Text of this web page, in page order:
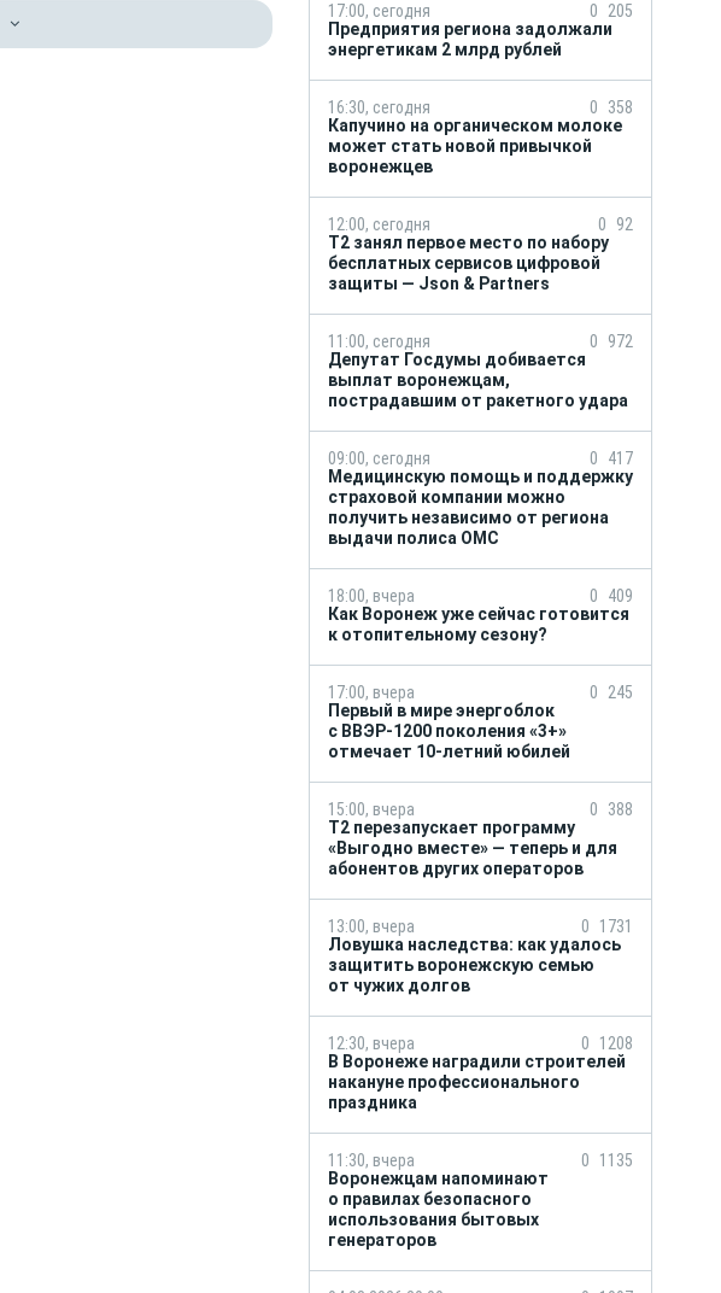
17:00, сегодня 0
205
Предприятия региона задолжали
энергетикам 2 млрд рублей
16:30, сегодня 0
358
Капучино на органическом молоке
может стать новой привычкой
воронежцев
12:00, сегодня 0
92
Т2 занял первое место по набору
бесплатных сервисов цифровой
защиты — Json & Partners
11:00, сегодня 0
972
Депутат Госдумы добивается
выплат воронежцам,
пострадавшим от ракетного удара
09:00, сегодня 0
417
Медицинскую помощь и поддержку
страховой компании можно
получить независимо от региона
выдачи полиса ОМС
18:00, вчера 0
409
Как Воронеж уже сейчас готовится
к отопительному сезону?
17:00, вчера 0
245
Первый в мире энергоблок
с ВВЭР-1200 поколения «3+»
отмечает 10-летний юбилей
15:00, вчера 0
388
Т2 перезапускает программу
«Выгодно вместе» — теперь и для
абонентов других операторов
13:00, вчера 0
1731
Ловушка наследства: как удалось
защитить воронежскую семью
от чужих долгов
12:30, вчера 0
1208
В Воронеже наградили строителей
накануне профессионального
праздника
11:30, вчера 0
1135
Воронежцам напоминают
о правилах безопасного
использования бытовых
генераторов